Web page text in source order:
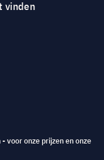
vinden
voor onze prijzen en onze